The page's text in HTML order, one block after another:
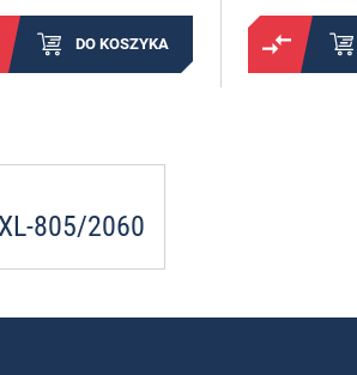
DO KOSZYKA
805/2060